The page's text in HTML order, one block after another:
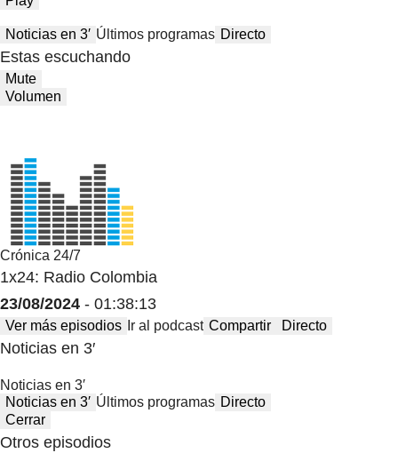
Noticias en 3′ Últimos programas Directo
Estas escuchando
Mute
Volumen
Crónica 24/7
1x24: Radio Colombia
23/08/2024 - 01:38:13
Ver más episodios Ir al podcast Compartir Directo
Noticias en 3′
Noticias en 3′
Noticias en 3′ Últimos programas Directo
Cerrar
Otros episodios